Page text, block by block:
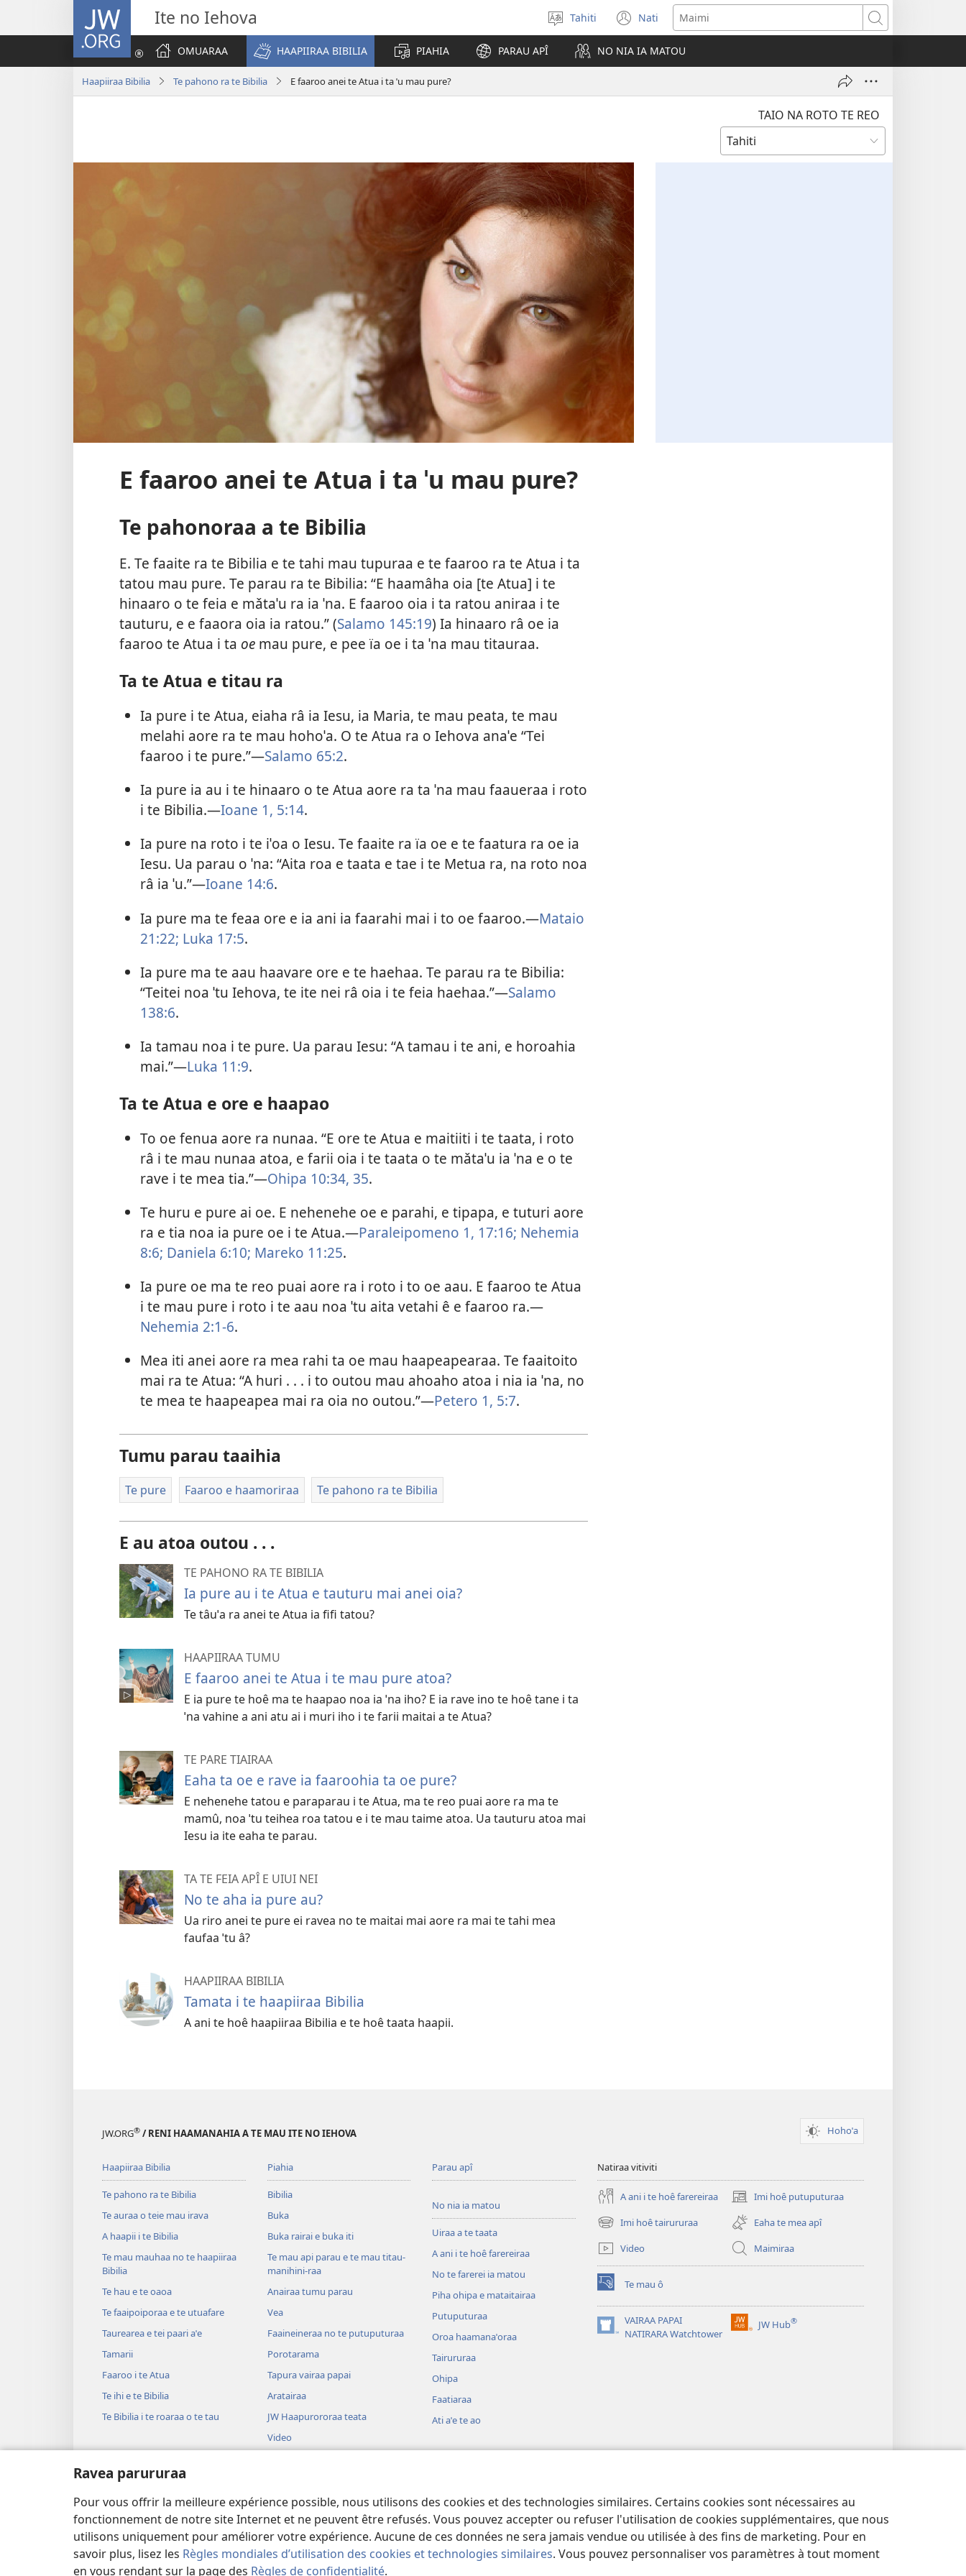
Ravea parururaa
Pour vous offrir la meilleure expérience possible, nous utilisons des cookies et des technologies similaires. Certains cookies sont nécessaires au
fonctionnement de notre site Internet et ne peuvent être refusés. Vous pouvez accepter ou refuser l'utilisation de cookies supplémentaires, que nous
utilisons uniquement pour améliorer votre expérience. Aucune de ces données ne sera jamais vendue ou utilisée à des fins de marketing. Pour en
savoir plus, lisez les Règles mondiales d’utilisation des cookies et technologies similaires. Vous pouvez personnaliser vos paramètres à tout moment
en vous rendant sur la page des Règles de confidentialité.
JW.ORG Ite no Iehova
Maiti
te
reo
Tahiti Nati
(opens
new
window)
Maimi
OMUARAA
HAAPIIRAA BIBILIA PIAHIA PARAU APÎ NO NIA IA MATOU
Haapiiraa Bibilia Te pahono ra te Bibilia E faaroo anei te Atua i ta ˈu mau pure?
TAIO NA ROTO TE REO
E faaroo anei te Atua i ta ˈu mau pure?
Te pahonoraa a te Bibilia
E. Te faaite ra te Bibilia e te tahi mau tupuraa e te faaroo ra te Atua i ta
tatou mau pure. Te parau ra te Bibilia: “E haamâha oia [te Atua] i te
hinaaro o te feia e mǎtaˈu ra ia ˈna. E faaroo oia i ta ratou aniraa i te
tauturu, e e faaora oia ia ratou.” (Salamo 145:19) Ia hinaaro râ oe ia
faaroo te Atua i ta oe mau pure, e pee ïa oe i ta ˈna mau titauraa.
Ta te Atua e titau ra
Ia pure i te Atua, eiaha râ ia Iesu, ia Maria, te mau peata, te mau
melahi aore ra te mau hohoˈa. O te Atua ra o Iehova anaˈe “Tei
faaroo i te pure.”—Salamo 65:2.
Ia pure ia au i te hinaaro o te Atua aore ra ta ˈna mau faaueraa i roto
i te Bibilia.—Ioane 1, 5:14.
Ia pure na roto i te iˈoa o Iesu. Te faaite ra ïa oe e te faatura ra oe ia
Iesu. Ua parau o ˈna: “Aita roa e taata e tae i te Metua ra, na roto noa
râ ia ˈu.”—Ioane 14:6.
Ia pure ma te feaa ore e ia ani ia faarahi mai i to oe faaroo.—Mataio
21:22; Luka 17:5.
Ia pure ma te aau haavare ore e te haehaa. Te parau ra te Bibilia:
“Teitei noa ˈtu Iehova, te ite nei râ oia i te feia haehaa.”—Salamo
138:6.
Ia tamau noa i te pure. Ua parau Iesu: “A tamau i te ani, e horoahia
mai.”—Luka 11:9.
Ta te Atua e ore e haapao
To oe fenua aore ra nunaa. “E ore te Atua e maitiiti i te taata, i roto
râ i te mau nunaa atoa, e farii oia i te taata o te mǎtaˈu ia ˈna e o te
rave i te mea tia.”—Ohipa 10:34, 35.
Te huru e pure ai oe. E nehenehe oe e parahi, e tipapa, e tuturi aore
ra e tia noa ia pure oe i te Atua.—Paraleipomeno 1, 17:16; Nehemia
8:6; Daniela 6:10; Mareko 11:25.
Ia pure oe ma te reo puai aore ra i roto i to oe aau. E faaroo te Atua
i te mau pure i roto i te aau noa ˈtu aita vetahi ê e faaroo ra.—
Nehemia 2:1-6.
Mea iti anei aore ra mea rahi ta oe mau haapeapearaa. Te faaitoito
mai ra te Atua: “A huri . . . i to outou mau ahoaho atoa i nia ia ˈna, no
te mea te haapeapea mai ra oia no outou.”—Petero 1, 5:7.
Tumu parau taaihia
Te pure Faaroo e haamoriraa Te pahono ra te Bibilia
E au atoa outou . . .
TE PAHONO RA TE BIBILIA
Ia pure au i te Atua e tauturu mai anei oia?
Te tâuˈa ra anei te Atua ia fifi tatou?
HAAPIIRAA TUMU
E faaroo anei te Atua i te mau pure atoa?
E ia pure te hoê ma te haapao noa ia ˈna iho? E ia rave ino te hoê tane i ta
ˈna vahine a ani atu ai i muri iho i te farii maitai a te Atua?
TE PARE TIAIRAA
Eaha ta oe e rave ia faaroohia ta oe pure?
E nehenehe tatou e paraparau i te Atua, ma te reo puai aore ra ma te
mamû, noa ˈtu teihea roa tatou e i te mau taime atoa. Ua tauturu atoa mai
Iesu ia ite eaha te parau.
TA TE FEIA APÎ E UIUI NEI
No te aha ia pure au?
Ua riro anei te pure ei ravea no te maitai mai aore ra mai te tahi mea
faufaa ˈtu â?
HAAPIIRAA BIBILIA
Tamata i te haapiiraa Bibilia
A ani te hoê haapiiraa Bibilia e te hoê taata haapii.
JW.ORG® / RENI HAAMANAHIA A TE MAU ITE NO IEHOVA Hohoˈa
Haapiiraa Bibilia
Te pahono ra te Bibilia
Te auraa o teie mau irava
A haapii i te Bibilia
Te mau mauhaa no te haapiiraa
Bibilia
Te hau e te oaoa
Te faaipoiporaa e te utuafare
Taurearea e tei paari aˈe
Tamarii
Faaroo i te Atua
Te ihi e te Bibilia
Te Bibilia i te roaraa o te tau
Piahia
Bibilia
Buka
Buka rairai e buka iti
Te mau api parau e te mau titau-
manihini-raa
Anairaa tumu parau
Vea
Faaineineraa no te putuputuraa
Porotarama
Tapura vairaa papai
Aratairaa
JW Haapurororaa teata
Video
Taioraa Bibilia e au i te teata
Parau apî
No nia ia matou
Uiraa a te taata
A ani i te hoê farereiraa
No te farerei ia matou
Piha ohipa e mataitairaa
Putuputuraa
Oroa haamanaˈoraa
Tairururaa
Ohipa
Faatiaraa
Ati aˈe te ao
Natiraa vitiviti
A ani i te hoê farereiraa Imi hoê putuputuraa
(opens
new
window)
Imi hoê tairururaa
(opens
new
window)
Eaha te mea apî
Video
Maimiraa
Te mau ô
(opens
new
window)VAIRAA PAPAI
NATIRARA Watchtower
(opens
JW Hub®
(opens